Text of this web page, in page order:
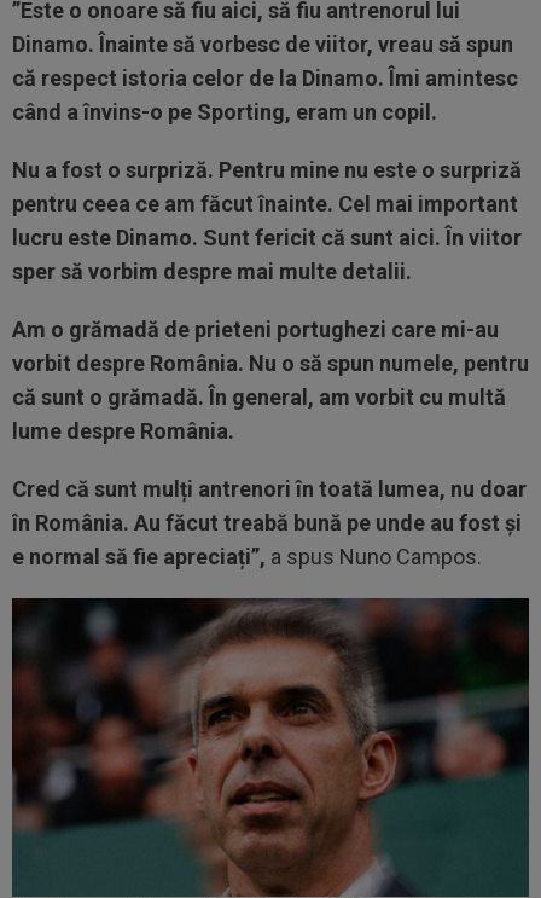
”Este o onoare să fiu aici, să fiu antrenorul lui
Dinamo. Înainte să vorbesc de viitor, vreau să spun
că respect istoria celor de la Dinamo. Îmi amintesc
când a învins-o pe Sporting, eram un copil.
Nu a fost o surpriză. Pentru mine nu este o surpriză
pentru ceea ce am făcut înainte. Cel mai important
lucru este Dinamo. Sunt fericit că sunt aici. În viitor
sper să vorbim despre mai multe detalii.
Am o grămadă de prieteni portughezi care mi-au
vorbit despre România. Nu o să spun numele, pentru
că sunt o grămadă. În general, am vorbit cu multă
lume despre România.
Cred că sunt mulți antrenori în toată lumea, nu doar
în România. Au făcut treabă bună pe unde au fost și
e normal să fie apreciați”, a spus Nuno Campos.